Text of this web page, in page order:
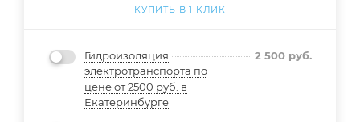
КУПИТЬ В 1 КЛИК
Гидроизоляция
электротранспорта по
цене от 2500 руб. в
Екатеринбурге
2 500 руб.